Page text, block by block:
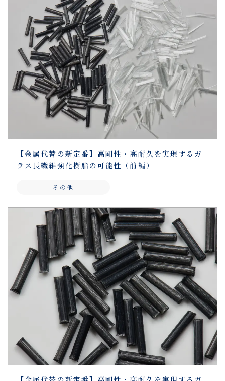
【金属代替の新定番】高剛性・高耐久を実現するガ
ラス長繊維強化樹脂の可能性（前編）
その他